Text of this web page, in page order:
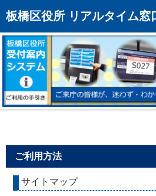
板橋区役所 リアルタイム窓
トップページへ
混雑予想カレンダー
リアルタイム混雑状況
リアルタイム受付番号状況
メール通知登録
モバイルサイト
アクセス
ご利用方法
サイトマップ